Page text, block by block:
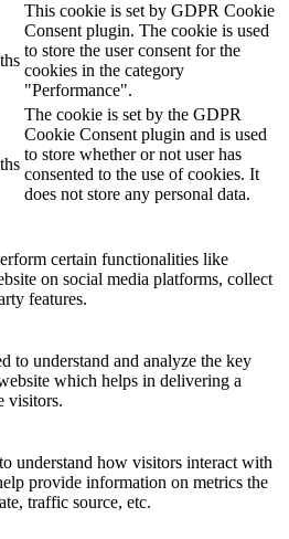
This cookie is set by GDPR Cookie
Consent plugin. The cookie is used
to store the user consent for the
cookies in the category
"Performance".
The cookie is set by the GDPR
Cookie Consent plugin and is used
to store whether or not user has
consented to the use of cookies. It
does not store any personal data.
certain functionalities like
on social media platforms, collect
features.
to understand and analyze the key
which helps in delivering a
visitors.
understand how visitors interact with
provide information on metrics the
traffic source, etc.